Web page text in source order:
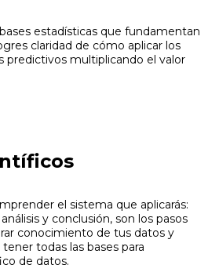
estadísticas que fundamentan
claridad de cómo aplicar los
predictivos multiplicando el valor
el sistema que aplicarás:
y conclusión, son los pasos
conocimiento de tus datos y
todas las bases para
de datos.